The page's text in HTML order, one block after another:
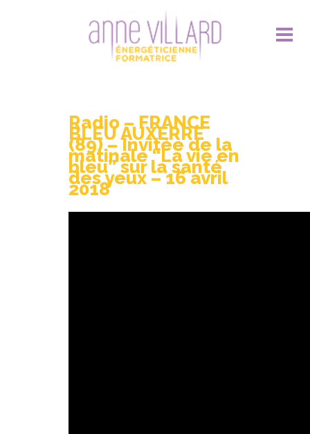
Radio – FRANCE
BLEU AUXERRE
(89) – Invitée de la
matinale “La vie en
bleu” sur la santé
des yeux – 16 avril
2018